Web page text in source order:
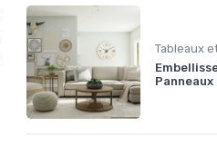
Tableaux
Panneaux